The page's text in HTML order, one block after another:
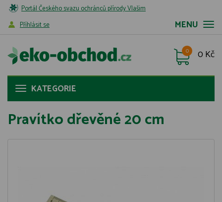
Portál Českého svazu ochránců přírody Vlašim
MENU
Příhlásit se
0 Kč
0
KATEGORIE
Pravítko dřevěné 20 cm